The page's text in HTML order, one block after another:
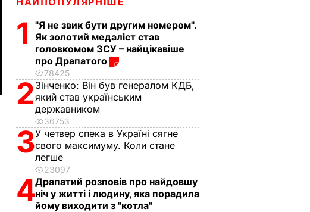
1
"Я не звик бути другим номером".
Як золотий медаліст став
головкомом ЗСУ – найцікавіше
про Драпатого
78425
2 Зінченко: Він був генералом КДБ,
який став українським
державником
36753
3У четвер спека в Україні сягне
свого максимуму. Коли стане
легше
23097
4Драпатий розповів про найдовшу
ніч у житті і людину, яка порадила
йому виходити з "котла"